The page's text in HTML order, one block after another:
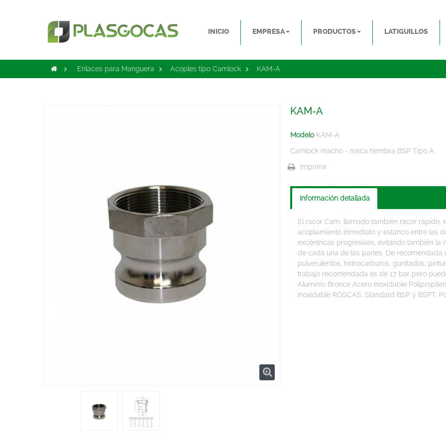
INICIO EMPRESA PRODUCTOS LATIGUILLOS
> Enlaces para Manguera > Acoples tipo Camlock > KAM-A
KAM-A
Modelo KAM-A
Camlock macho - rosca hembra BSP Tipo A.
Imprimir
Información detallada
El racor Cam, llamado también racor
acoplamiento inmediato y estanco entre las
excéntricas progresivas, evitando también
de cada una de las partes. De
pulverulentos, hidrocarburos, gunitados,
trabajo recomendada es de 17 bar pero
Aluminio Bronce Acero Inoxidable
Inoxidable ROSCAS: Standard BSP y BSPT.